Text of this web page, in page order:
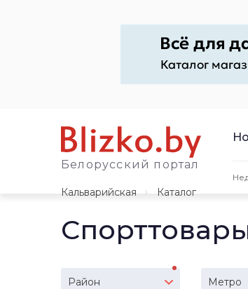
Белорусский портал
Кальварийская
Каталог
Район Метро